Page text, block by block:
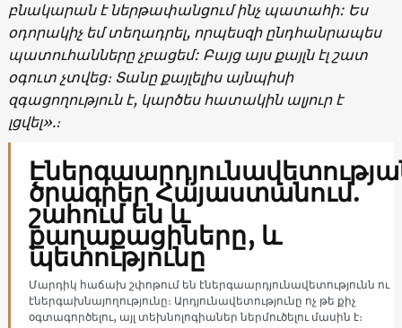
բնակարան է ներթափանցում ինչ պատահի: Ես
օդորակիչ եմ տեղադրել, որպեսզի ընդհանրապես
պատուհանները չբացեմ: Բայց այս քայլն էլ շատ
օգուտ չտվեց։ Տանը քայլելիս այնպիսի
զգացողություն է, կարծես հատակին ալյուր է
լցվել».։
ծրագրեր Հայաստանում.
շահում են և
քաղաքացիները, և
պետությունը
Մարդիկ հաճախ շփոթում են էներգաարդյունավետությունն ու
էներգախնայողությունը։ Արդյունավետությունը ոչ թե քիչ
օգտագործելու, այլ տեխնոլոգիաներ ներմուծելու մասին է։